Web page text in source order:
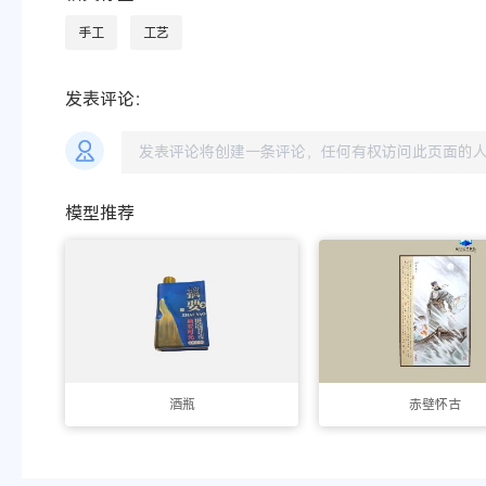
手工 工艺
发表评论：
模型推荐
酒瓶 赤壁怀古